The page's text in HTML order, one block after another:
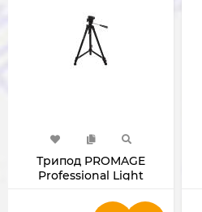
Трипод PROMAGE
Professional Light